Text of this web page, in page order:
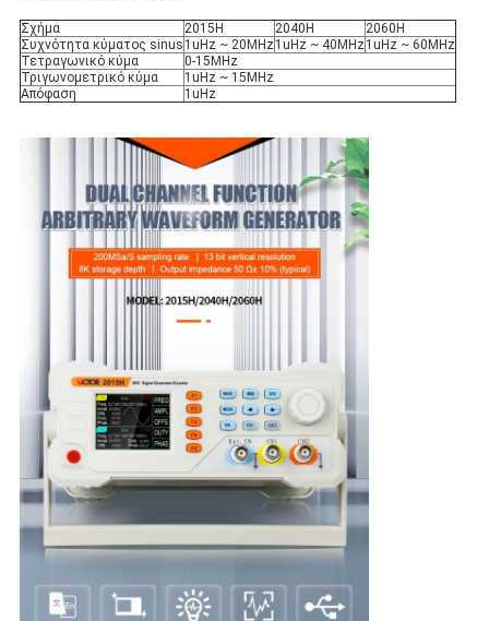
Σχήμα 2015H 2040H
2060H
Συχνότητα κύματος sinus 1uHz ~ 20MHz1uHz ~ 40MHz1uHz ~ 60MHz
Τετραγωνικό κύμα
0-15MHz
Τριγωνομετρικό κύμα
1uHz ~ 15MHz
Απόφαση
1uHz